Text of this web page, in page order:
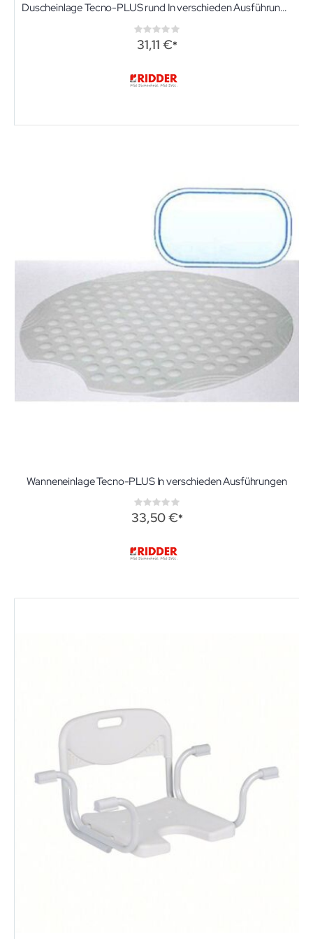
Duscheinlage Tecno-PLUS rund In verschieden Ausführungen
Rating:
0%
31,11 €
Wanneneinlage Tecno-PLUS In verschieden Ausführungen
Rating:
0%
33,50 €